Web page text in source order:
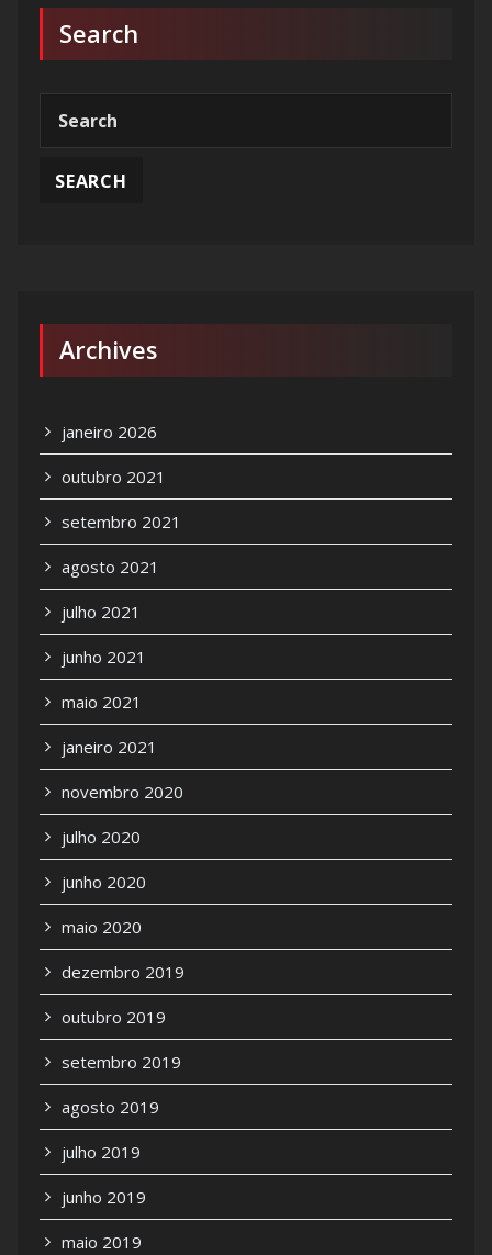
Search
Archives
janeiro 2026
outubro 2021
setembro 2021
agosto 2021
julho 2021
junho 2021
maio 2021
janeiro 2021
novembro 2020
julho 2020
junho 2020
maio 2020
dezembro 2019
outubro 2019
setembro 2019
agosto 2019
julho 2019
junho 2019
maio 2019